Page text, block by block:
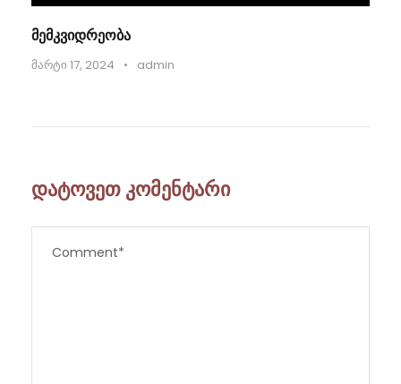
მემკვიდრეობა
მარტი 17, 2024 • admin
დატოვეთ კომენტარი